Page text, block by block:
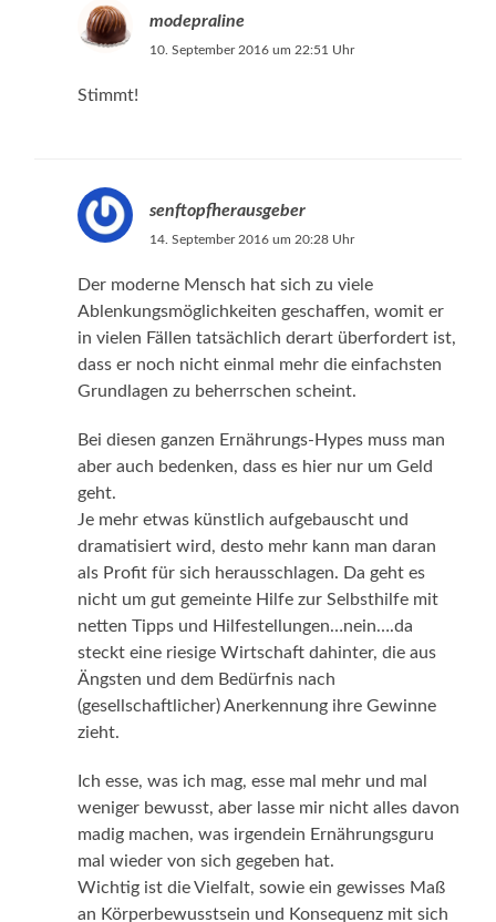
modepraline
10. September 2016 um 22:51 Uhr
Stimmt!
senftopfherausgeber
14. September 2016 um 20:28 Uhr
Der moderne Mensch hat sich zu viele
Ablenkungsmöglichkeiten geschaffen, womit er
in vielen Fällen tatsächlich derart überfordert ist,
dass er noch nicht einmal mehr die einfachsten
Grundlagen zu beherrschen scheint.
Bei diesen ganzen Ernährungs-Hypes muss man
aber auch bedenken, dass es hier nur um Geld
geht.
Je mehr etwas künstlich aufgebauscht und
dramatisiert wird, desto mehr kann man daran
als Profit für sich herausschlagen. Da geht es
nicht um gut gemeinte Hilfe zur Selbsthilfe mit
netten Tipps und Hilfestellungen…nein….da
steckt eine riesige Wirtschaft dahinter, die aus
Ängsten und dem Bedürfnis nach
(gesellschaftlicher) Anerkennung ihre Gewinne
zieht.
Ich esse, was ich mag, esse mal mehr und mal
weniger bewusst, aber lasse mir nicht alles davon
madig machen, was irgendein Ernährungsguru
mal wieder von sich gegeben hat.
Wichtig ist die Vielfalt, sowie ein gewisses Maß
an Körperbewusstsein und Konsequenz mit sich